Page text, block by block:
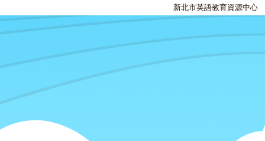
新北市英語教育資源中心